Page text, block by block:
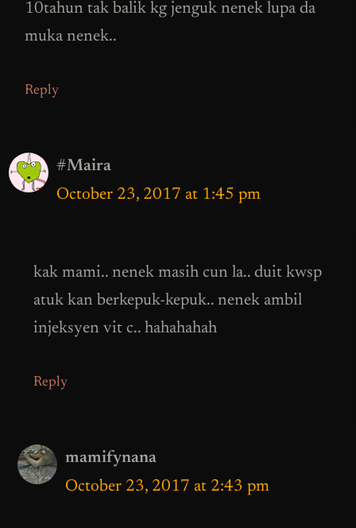
10tahun tak balik kg jenguk nenek lupa da
muka nenek..
Reply
#Maira
October 23, 2017 at 1:45 pm
kak mami.. nenek masih cun la.. duit kwsp
atuk kan berkepuk-kepuk.. nenek ambil
injeksyen vit c.. hahahahah
Reply
mamifynana
October 23, 2017 at 2:43 pm